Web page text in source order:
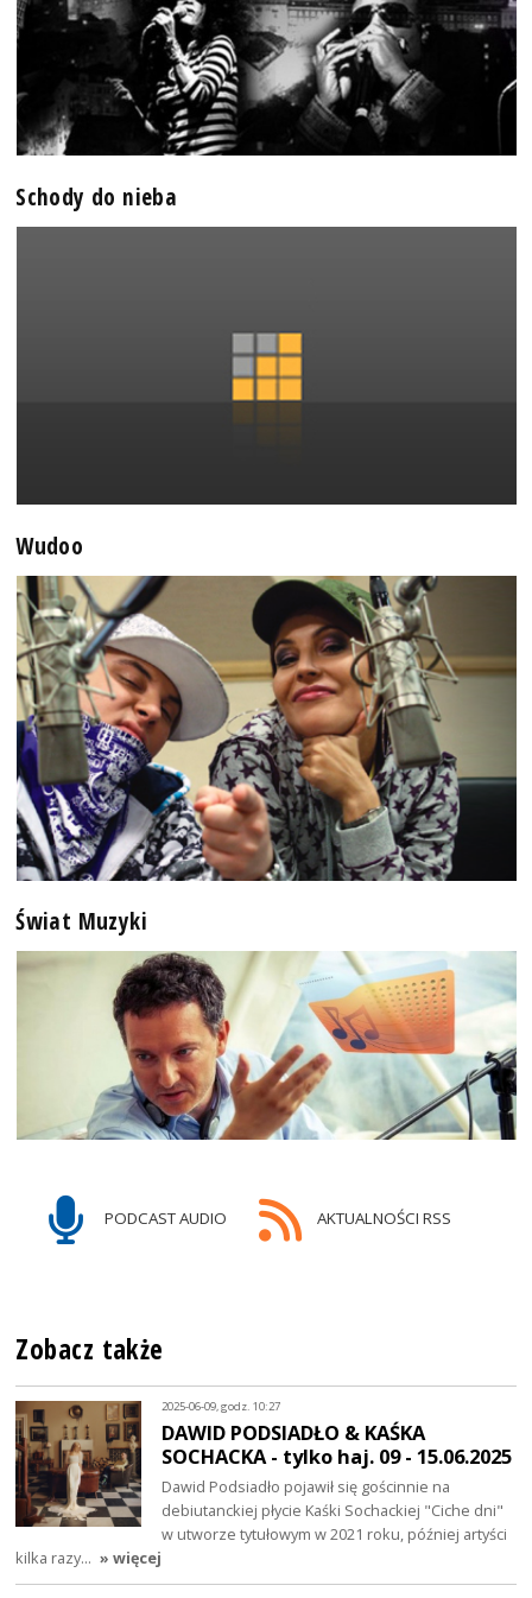
Schody do nieba
Wudoo
Świat Muzyki
PODCAST AUDIO AKTUALNOŚCI RSS
Zobacz także
2025-06-09, godz. 10:27
DAWID PODSIADŁO & KAŚKA
SOCHACKA - tylko haj. 09 - 15.06.2025
Dawid Podsiadło pojawił się gościnnie na
debiutanckiej płycie Kaśki Sochackiej "Ciche dni"
w utworze tytułowym w 2021 roku, później artyści
kilka razy… » więcej